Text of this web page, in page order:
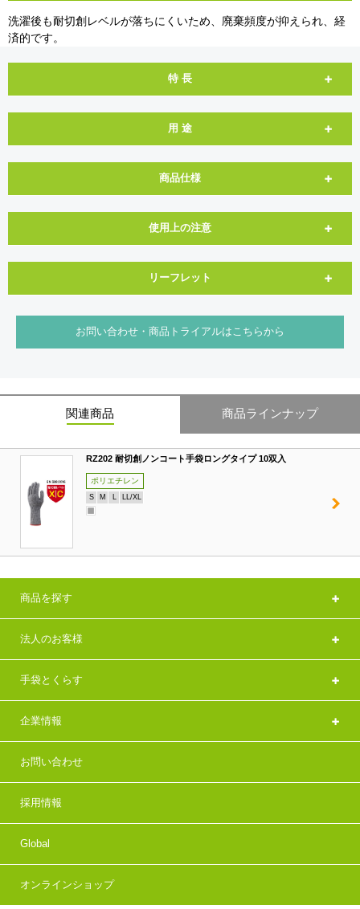
洗濯後も耐切創レベルが落ちにくいため、廃棄頻度が抑えられ、経
済的です。
特 長
用 途
商品仕様
使用上の注意
リーフレット
お問い合わせ・商品トライアルはこちらから
関連商品 商品ラインナップ
RZ202 耐切創ノンコート手袋ロングタイプ 10双入
ポリエチレン
S M L LL/XL
商品を探す
法人のお客様
手袋とくらす
企業情報
お問い合わせ
採用情報
Global
オンラインショップ